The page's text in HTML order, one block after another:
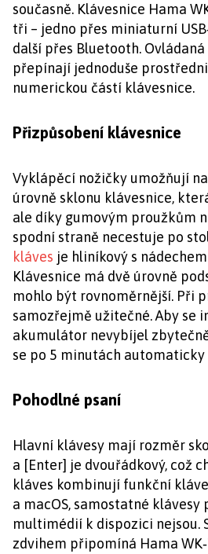
současně. Klávesnice Hama
tři – jedno přes miniaturní
další přes Bluetooth.
přepínají jednoduše
numerickou částí klávesnice.
Přizpůsobení klávesnice
Vyklápěcí nožičky umožňují
úrovně sklonu klávesnice,
ale díky gumovým proužkům
spodní straně necestuje po
kláves je hliníkový s
Klávesnice má dvě úrovně
mohlo být rovnoměrnější. Při
samozřejmě užitečné. Aby se
akumulátor nevybíjel
se po 5 minutách automaticky
Pohodlné psaní
Hlavní klávesy mají rozměr
a [Enter] je dvouřádkový, což
kláves kombinují funkční
a macOS, samostatné klávesy
multimédií k dispozici nejsou.
zdvihem připomíná Hama